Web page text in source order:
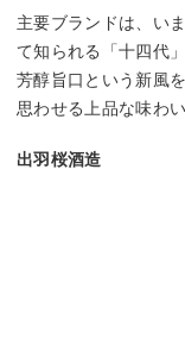
主要ブランドは、い
て知られる「十四代
芳醇旨口という新風
思わせる上品な味わ
出羽桜酒造